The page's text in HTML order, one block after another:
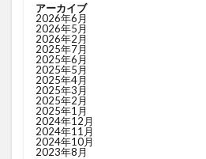
アーカイブ
2026年6月
2026年5月
2026年2月
2025年7月
2025年6月
2025年5月
2025年4月
2025年3月
2025年2月
2025年1月
2024年12月
2024年11月
2024年10月
2023年8月